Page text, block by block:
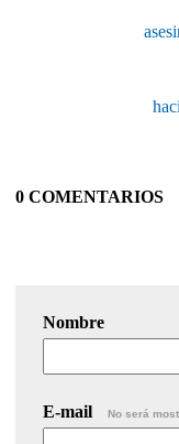
0 COMENTARIOS
Nombre
E-mail No será